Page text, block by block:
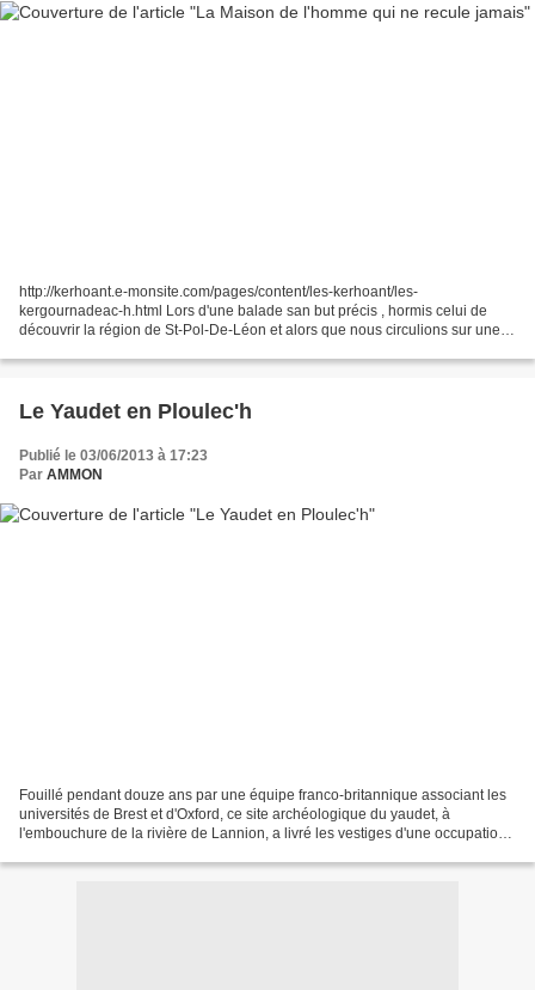
http://kerhoant.e-monsite.com/pages/content/les-kerhoant/les-
kergournadeac-h.html Lors d'une balade san but précis , hormis celui de
découvrir la région de St-Pol-De-Léon et alors que nous circulions sur une
Le Yaudet en Ploulec'h
Publié le 03/06/2013 à 17:23
Par AMMON
Fouillé pendant douze ans par une équipe franco-britannique associant les
universités de Brest et d'Oxford, ce site archéologique du yaudet, à
l'embouchure de la rivière de Lannion, a livré les vestiges d'une occupation